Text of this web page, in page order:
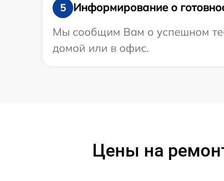
5
Информирование о
Мы сообщим Вам о успешном
домой или в офис.
Цены на